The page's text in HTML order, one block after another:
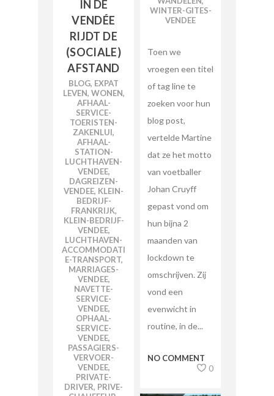
IN DE
VENDÉE
RIJDT DE
(SOCIALE)
AFSTAND
BLOG, EXPAT
LEVEN, WONEN,
AFHAAL-
SERVICE-
TOERISTEN-
ZAKENLUI,
AFHAAL-
STATION-
LUCHTHAVEN-
VENDEE,
DAGREIZEN-
VENDEE, KLEIN-
BEDRIJF-
FRANKRIJK,
KLEIN-BEDRIJF-
VENDEE,
LUCHTHAVEN-
ACCOMMODATI
E-TRANSPORT,
MARRIAGES-
VENDEE,
NAVETTE-
SERVICE-
VENDEE,
OPHAAL-
SERVICE-
VENDEE,
PASSAGIERS-
VERVOER-
VENDEE,
PRIVATE-
DRIVER, PRIVE-
WINTER-GITES-
VENDEE
Toen we
vroegen een titel
of tag line te
zoeken voor hun
blog post,
vertelde Martine
dat ze het motto
van voetballer
Johan Cruyff
gepast vond om
hun bijna 2
maanden van
lockdown te
omschrijven. Zij
vond een
evenwicht in
routine, in de...
NO COMMENT
0